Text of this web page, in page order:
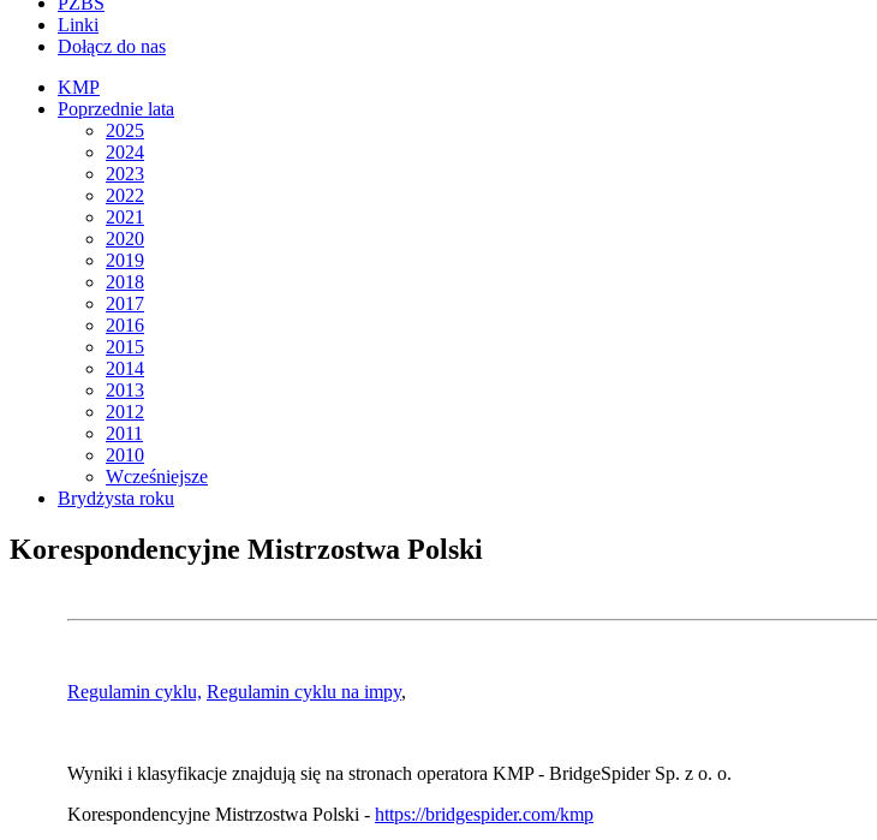
Linki
Dołącz do nas
KMP
Poprzednie lata
2025
2024
2023
2022
2021
2020
2019
2018
2017
2016
2015
2014
2013
2012
2011
2010
Wcześniejsze
Brydżysta roku
Korespondencyjne Mistrzostwa Polski
Regulamin cyklu, Regulamin cyklu na impy,
Wyniki i klasyfikacje znajdują się na stronach operatora KMP - BridgeSpider Sp. z o. o.
Korespondencyjne Mistrzostwa Polski - https://bridgespider.com/kmp